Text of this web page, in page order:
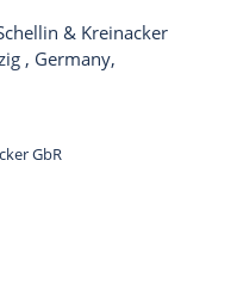
& Kreinacker
, Germany,
GbR